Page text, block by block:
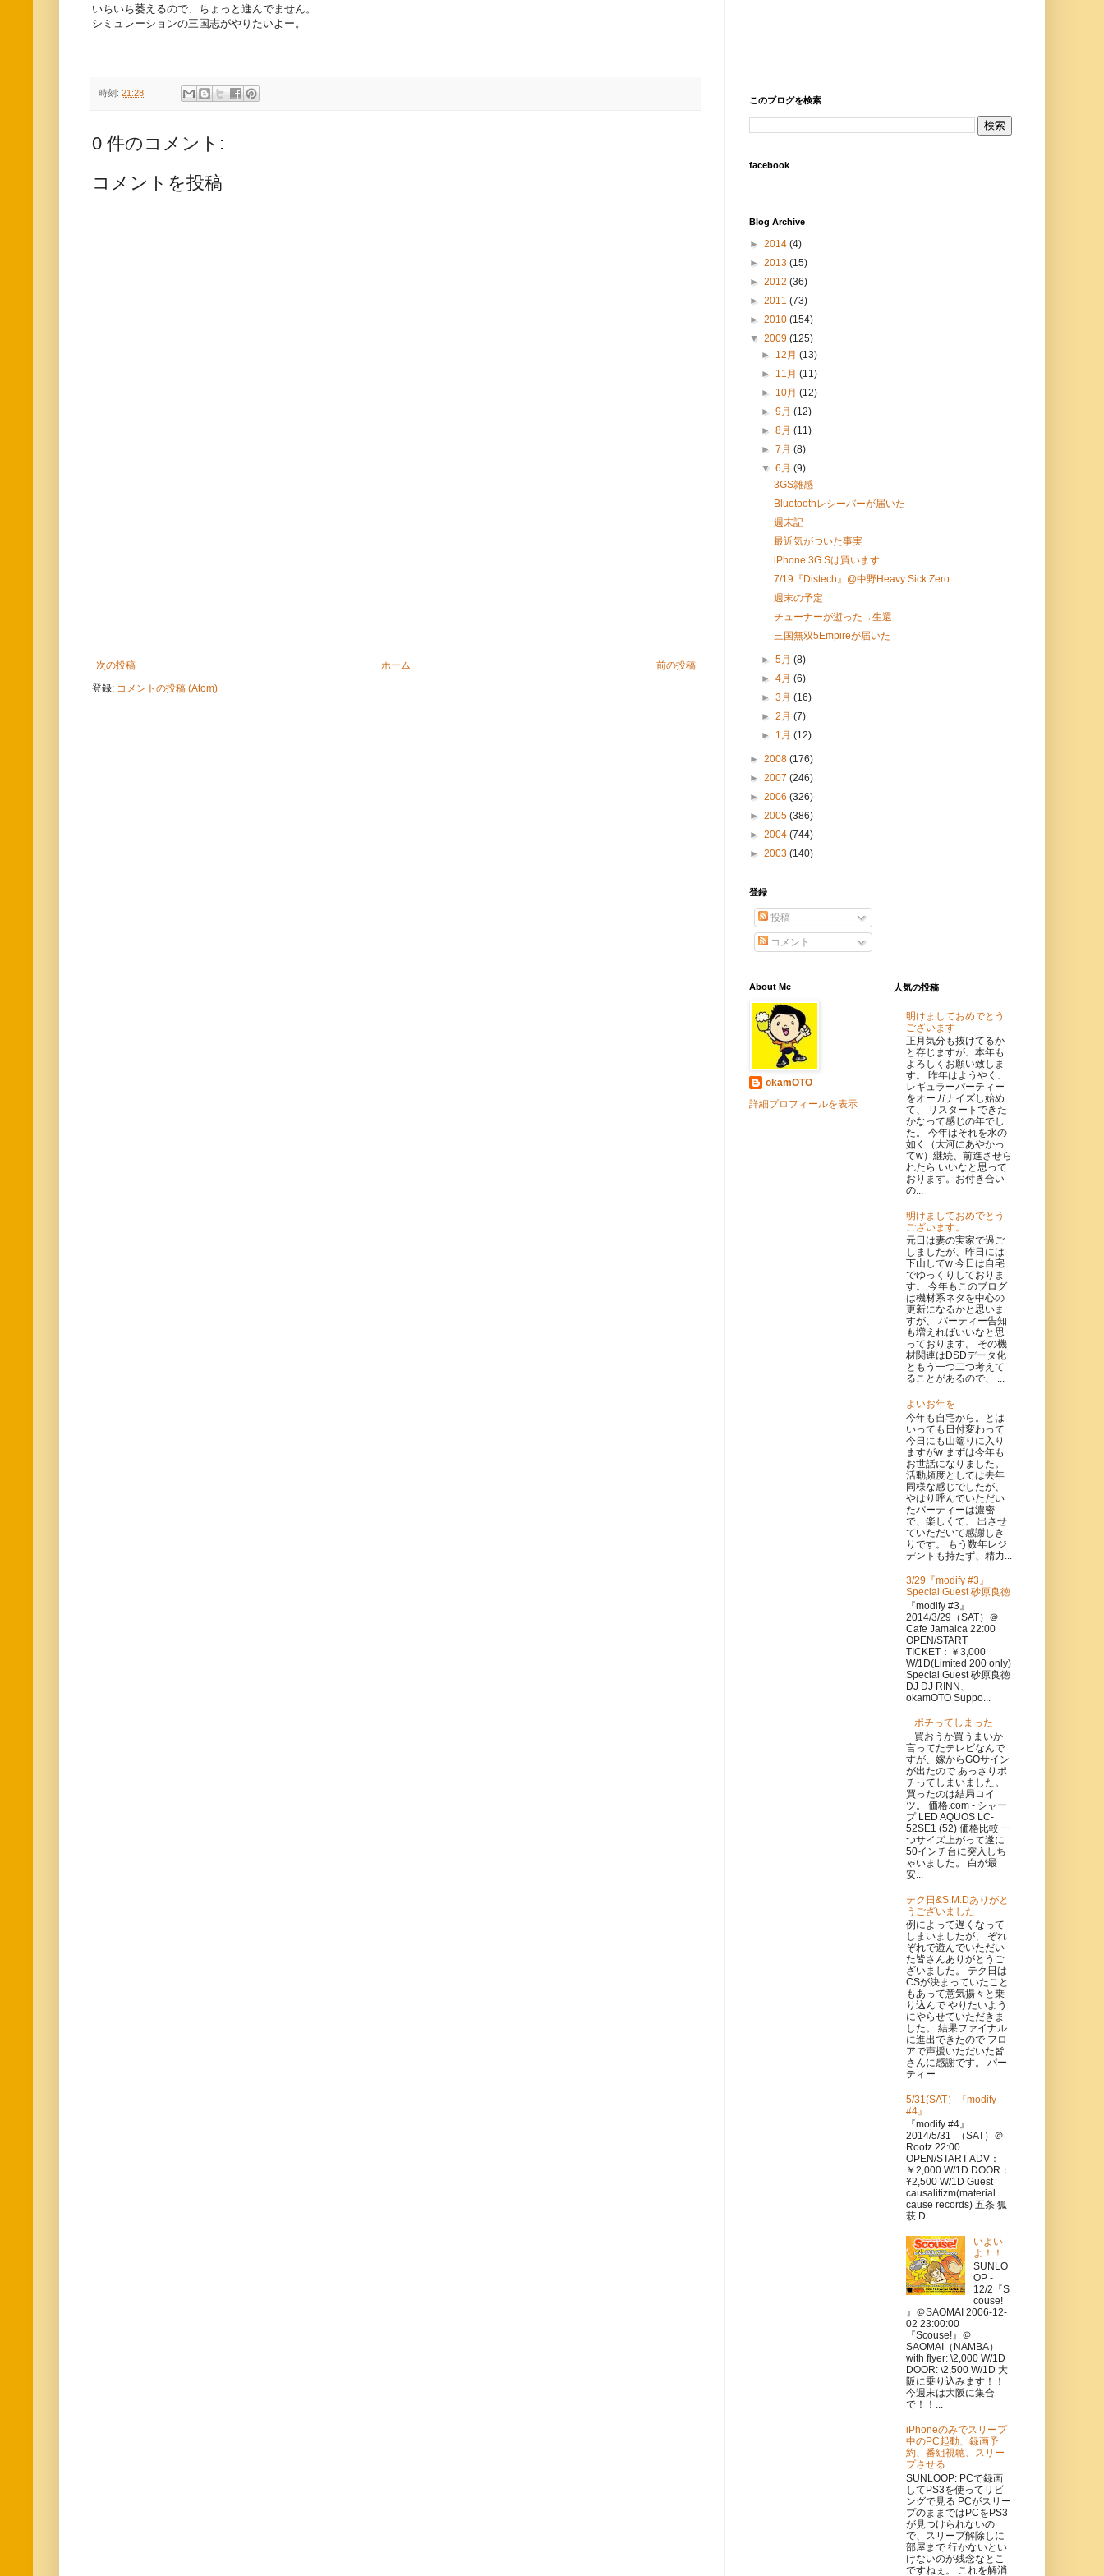
いちいち萎えるので、ちょっと進んでません。
シミュレーションの三国志がやりたいよー。
時刻: 21:28
0 件のコメント:
コメントを投稿
次の投稿 前の投稿
ホーム
登録: コメントの投稿 (Atom)
このブログを検索
facebook
Blog Archive
► 2014 (4)
► 2013 (15)
► 2012 (36)
► 2011 (73)
► 2010 (154)
▼ 2009 (125)
► 12月(13)
► 11月(11)
► 10月(12)
►9月(12)
►8月(11)
►7月(8)
▼6月(9)
3GS雑感
Bluetoothレシーバーが届いた
週末記
最近気がついた事実
iPhone 3G Sは買います
7/19『Distech』@中野Heavy Sick Zero
週末の予定
チューナーが逝った→生還
三国無双5Empireが届いた
►5月(8)
►4月(6)
►3月(16)
►2月(7)
► 1月(12)
► 2008 (176)
► 2007 (246)
► 2006 (326)
► 2005 (386)
► 2004 (744)
► 2003 (140)
登録
投稿
コメント
About Me
okamOTO
詳細プロフィールを表示
人気の投稿
明けましておめでとう
ございます
正月気分も抜けてるか
と存じますが、本年も
よろしくお願い致しま
す。 昨年はようやく、
レギュラーパーティー
をオーガナイズし始め
て、 リスタートできた
かなって感じの年でし
た。 今年はそれを水の
如く（大河にあやかっ
てw）継続、前進させら
れたら いいなと思って
おります。お付き合い
の...
明けましておめでとう
ございます。
元日は妻の実家で過ご
しましたが、昨日には
下山してw 今日は自宅
でゆっくりしておりま
す。 今年もこのブログ
は機材系ネタを中心の
更新になるかと思いま
すが、 パーティー告知
も増えればいいなと思
っております。 その機
材関連はDSDデータ化
ともう一つ二つ考えて
ることがあるので、 ...
よいお年を
今年も自宅から。とは
いっても日付変わって
今日にも山篭りに入り
ますがw まずは今年も
お世話になりました。
活動頻度としては去年
同様な感じでしたが、
やはり呼んでいただい
たパーティーは濃密
で、楽しくて、 出させ
ていただいて感謝しき
りです。 もう数年レジ
デントも持たず、精力...
3/29『modify #3』
Special Guest 砂原良徳
『modify #3』
2014/3/29（SAT）＠
Cafe Jamaica 22:00
OPEN/START
TICKET：￥3,000
W/1D(Limited 200 only)
Special Guest 砂原良徳
DJ DJ RINN、
okamOTO Suppo...
ポチってしまった
買おうか買うまいか
言ってたテレビなんで
すが、嫁からGOサイン
が出たので あっさりポ
チってしまいました。
買ったのは結局コイ
ツ。 価格.com - シャー
プ LED AQUOS LC-
52SE1 (52) 価格比較 一
つサイズ上がって遂に
50インチ台に突入しち
ゃいました。 白が最
安...
テク日&S.M.Dありがと
うございました
例によって遅くなって
しまいましたが、 ぞれ
ぞれで遊んでいただい
た皆さんありがとうご
ざいました。 テク日は
CSが決まっていたこと
もあって意気揚々と乗
り込んで やりたいよう
にやらせていただきま
した。 結果ファイナル
に進出できたので フロ
アで声援いただいた皆
さんに感謝です。 パー
ティー...
5/31(SAT）『modify
#4』
『modify #4』
2014/5/31 （SAT）＠
Rootz 22:00
OPEN/START ADV：
￥2,000 W/1D DOOR：
¥2,500 W/1D Guest
causalitizm(material
cause records) 五条 狐
萩 D...
いよい
よ！！
SUNLO
OP -
12/2『S
couse!
』＠SAOMAI 2006-12-
02 23:00:00
『Scouse!』＠
SAOMAI（NAMBA）
with flyer: \2,000 W/1D
DOOR: \2,500 W/1D 大
阪に乗り込みます！！
今週末は大阪に集合
で！！...
iPhoneのみでスリープ
中のPC起動、録画予
約、番組視聴、スリー
プさせる
SUNLOOP: PCで録画
してPS3を使ってリビ
ングで見る PCがスリー
プのままではPCをPS3
が見つけられないの
で、スリープ解除しに
部屋まで 行かないとい
けないのが残念なとこ
ですねぇ。 これを解消